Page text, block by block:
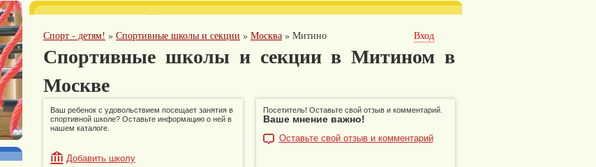
Спорт - детям! » Спортивные школы и секции » Москва » Митино Вход
Спортивные школы и секции в Митином в
Москве
Ваш ребенок с удовольствием посещает занятия в
спортивной школе? Оставьте информацию о ней в
нашем каталоге.
Добавить школу
Посетитель! Оставьте свой отзыв и комментарий.
Ваше мнение важно!
Оставьте свой отзыв и комментарий